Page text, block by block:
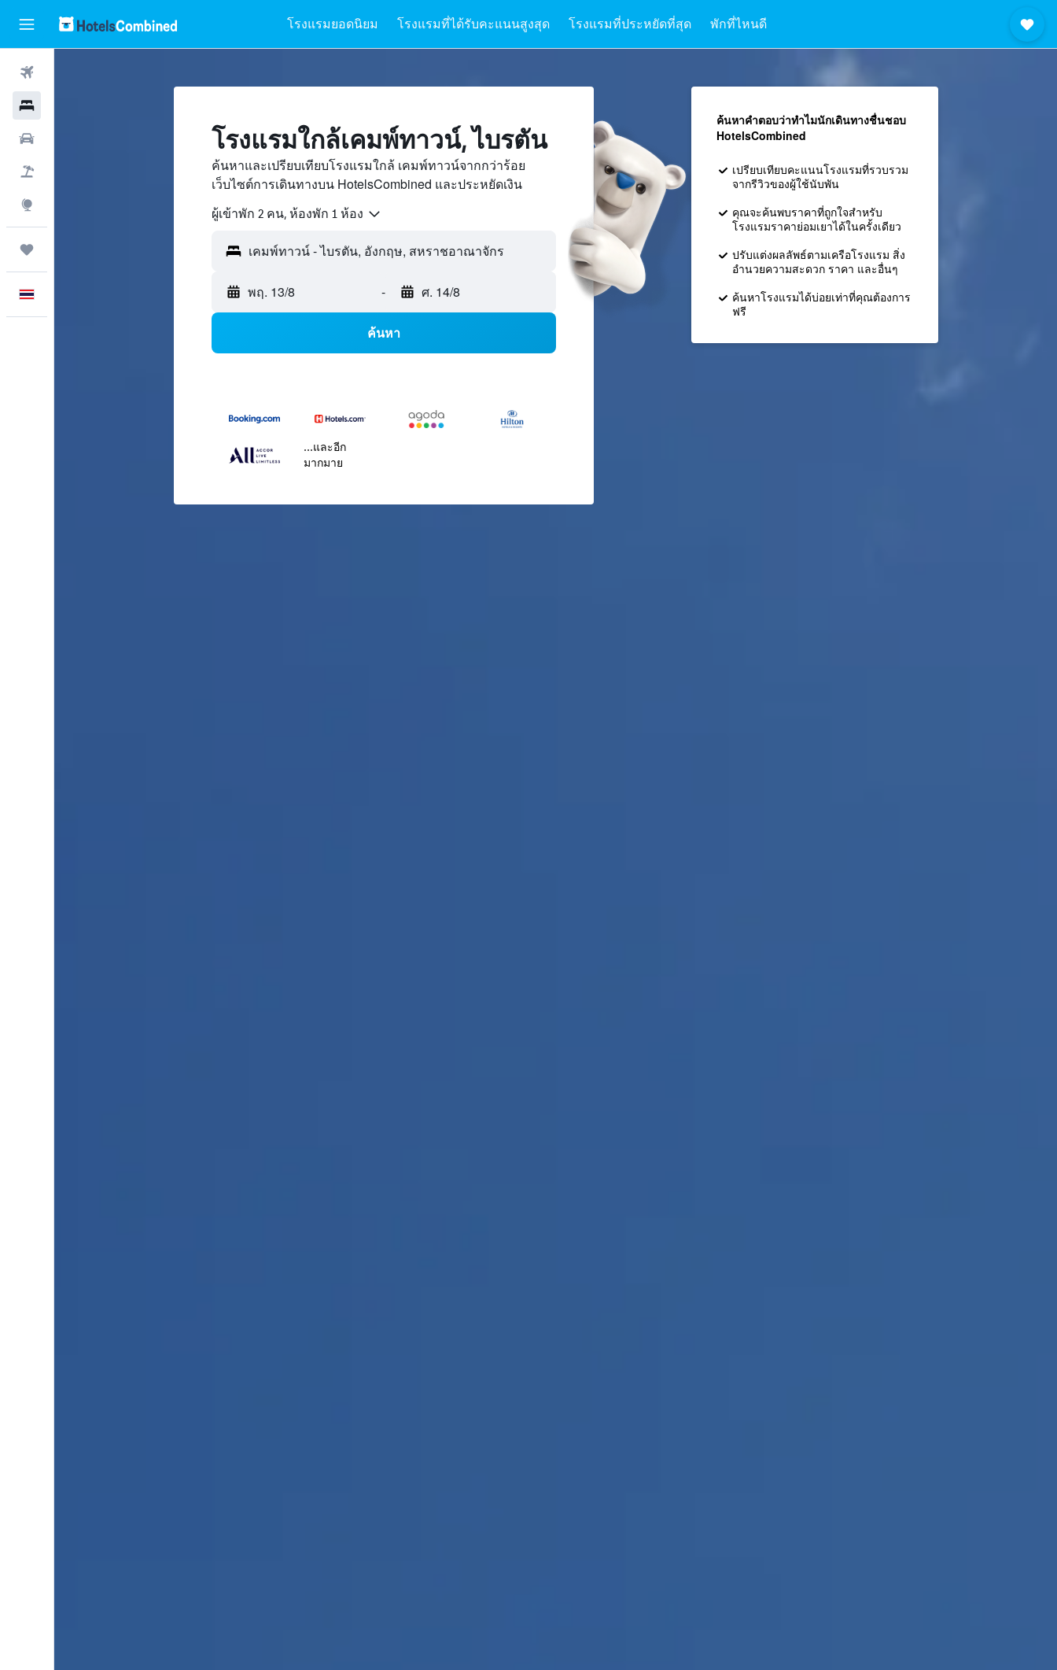
โรงแรมยอดนิยม โรงแรมที่ได้รับคะแนนสูงสุด โรงแรมที่ประหยัดที่สุด พักที่ไหนดี
โรงแรมใกล้เคมพ์ทาวน์, ไบรตัน
ค้นหาและเปรียบเทียบโรงแรมใกล้ เคมพ์ทาวน์จากกว่าร้อย
เว็บไซต์การเดินทางบน HotelsCombined และประหยัดเงิน
ผู้เข้าพัก 2 คน, ห้องพัก 1 ห้อง
พฤ. 13/8 - ศ. 14/8
ค้นหา
...และอีก
มากมาย
ค้นหาคำตอบว่าทำไมนักเดินทางชื่นชอบ
HotelsCombined
เปรียบเทียบคะแนนโรงแรมที่รวบรวม
จากรีวิวของผู้ใช้นับพัน
คุณจะค้นพบราคาที่ถูกใจสำหรับ
โรงแรมราคาย่อมเยาได้ในครั้งเดียว
ปรับแต่งผลลัพธ์ตามเครือโรงแรม สิ่ง
อำนวยความสะดวก ราคา และอื่นๆ
ค้นหาโรงแรมได้บ่อยเท่าที่คุณต้องการ
ฟรี